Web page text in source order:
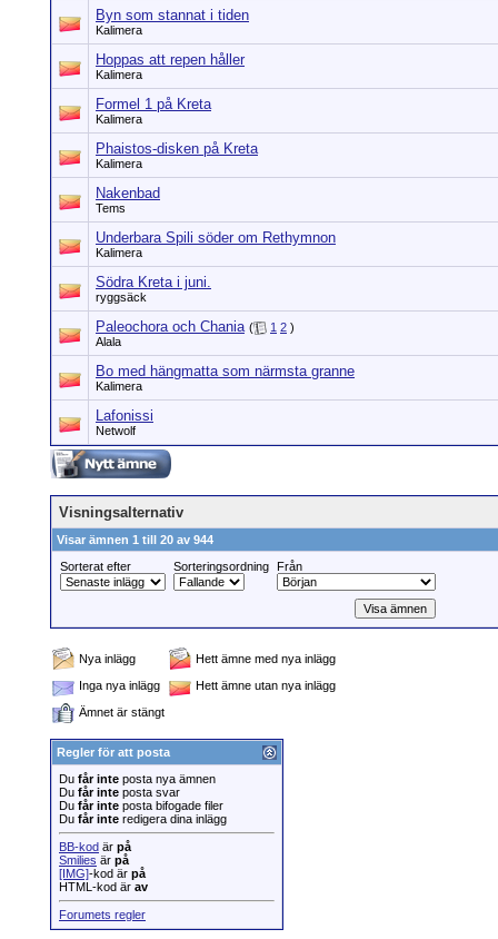
Byn som stannat i tiden
Kalimera
Hoppas att repen håller
Kalimera
Formel 1 på Kreta
Kalimera
Phaistos-disken på Kreta
Kalimera
Nakenbad
Tems
Underbara Spili söder om Rethymnon
Kalimera
Södra Kreta i juni.
ryggsäck
Paleochora och Chania ( 1 2 )
Alala
Bo med hängmatta som närmsta granne
Kalimera
Lafonissi
Netwolf
Visningsalternativ
Visar ämnen 1 till 20 av 944
Sorterat efter
Sorteringsordning Från
Nya inlägg
Hett ämne med nya inlägg
Inga nya inlägg
Hett ämne utan nya inlägg
Ämnet är stängt
Regler för att posta
Du får inte posta nya ämnen
Du får inte posta svar
Du får inte posta bifogade filer
Du får inte redigera dina inlägg
BB-kod är på
Smilies är på
[IMG]-kod är på
HTML-kod är av
Forumets regler